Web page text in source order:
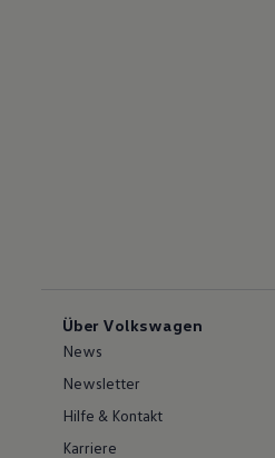
Über Volkswagen
News
Newsletter
Hilfe & Kontakt
Karriere